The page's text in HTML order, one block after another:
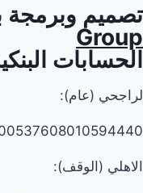
تصميم وبرمجة
Group
الحسابات
لراجحي (عام):
الاهلي (الوقف):